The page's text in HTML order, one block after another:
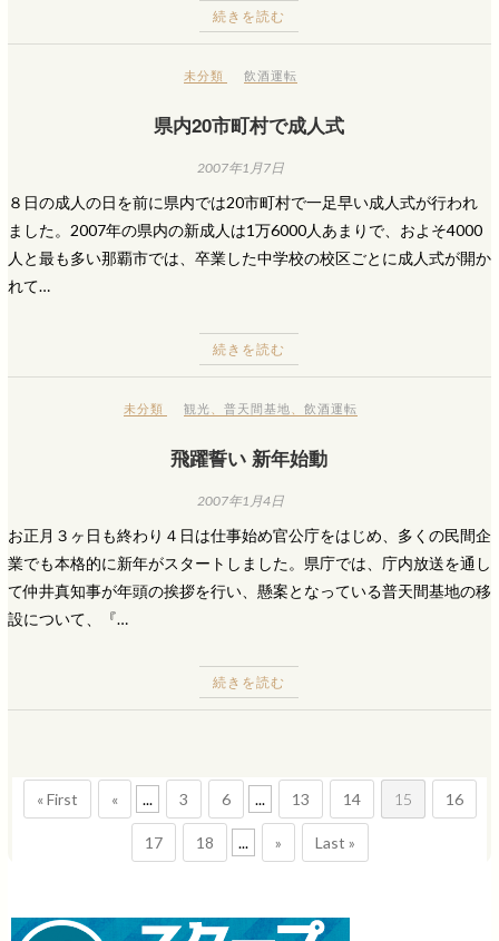
続きを読む
未分類 飲酒運転
県内20市町村で成人式
2007年1月7日
８日の成人の日を前に県内では20市町村で一足早い成人式が行われ
ました。2007年の県内の新成人は1万6000人あまりで、およそ4000
人と最も多い那覇市では、卒業した中学校の校区ごとに成人式が開か
れて…
続きを読む
未分類 観光 、普天間基地 、飲酒運転
飛躍誓い 新年始動
2007年1月4日
お正月３ヶ日も終わり４日は仕事始め官公庁をはじめ、多くの民間企
業でも本格的に新年がスタートしました。県庁では、庁内放送を通し
て仲井真知事が年頭の挨拶を行い、懸案となっている普天間基地の移
設について、『…
続きを読む
« First « ... 3 6 ... 13 14 15 16
17 18 ... » Last »